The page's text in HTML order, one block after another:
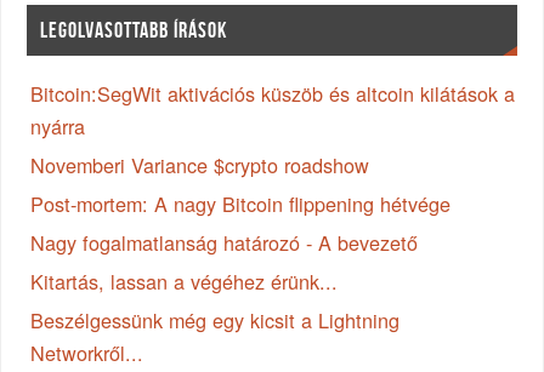
LEGOLVASOTTABB ÍRÁSOK
Bitcoin:SegWit aktivációs küszöb és altcoin kilátások a
nyárra
Novemberi Variance $crypto roadshow
Post-mortem: A nagy Bitcoin flippening hétvége
Nagy fogalmatlanság határozó - A bevezető
Kitartás, lassan a végéhez érünk...
Beszélgessünk még egy kicsit a Lightning
Networkről...